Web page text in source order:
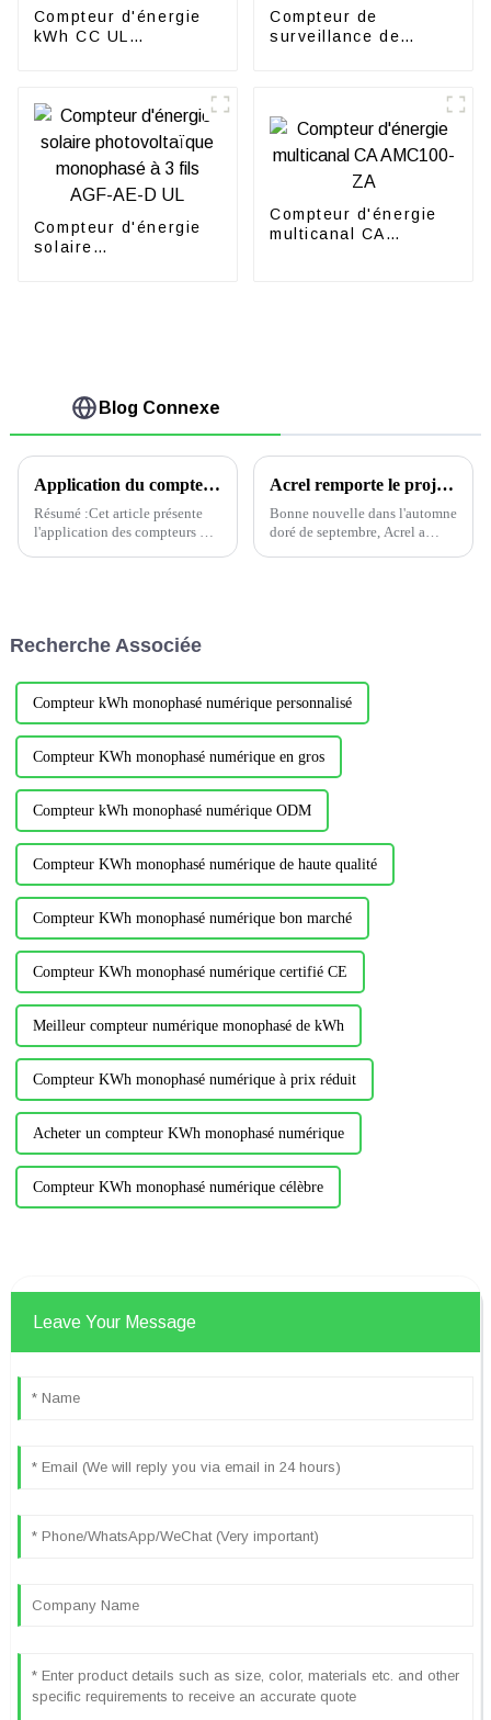
Compteur d'énergie
kWh CC UL
Compteur de
surveillance de
Compteur d'énergie
solaire
Compteur d'énergie
multicanal CA
Blog Connexe
Application du compteur CC d'ACREL dans la station de base du Kenya
Résumé :Cet article présente
l'application des compteurs CC
Acrel remporte le projet de gestion de l'énergie d'Alibaba
Bonne nouvelle dans l'automne
doré de septembre, Acrel a
Recherche Associée
Compteur kWh monophasé numérique personnalisé
Compteur KWh monophasé numérique en gros
Compteur kWh monophasé numérique ODM
Compteur KWh monophasé numérique de haute qualité
Compteur KWh monophasé numérique bon marché
Compteur KWh monophasé numérique certifié CE
Meilleur compteur numérique monophasé de kWh
Compteur KWh monophasé numérique à prix réduit
Acheter un compteur KWh monophasé numérique
Compteur KWh monophasé numérique célèbre
Leave Your Message